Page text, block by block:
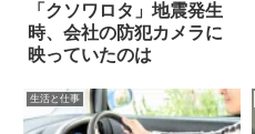
「クソワロタ」地震発生
時、会社の防犯カメラに
映っていたのは
生活と仕事